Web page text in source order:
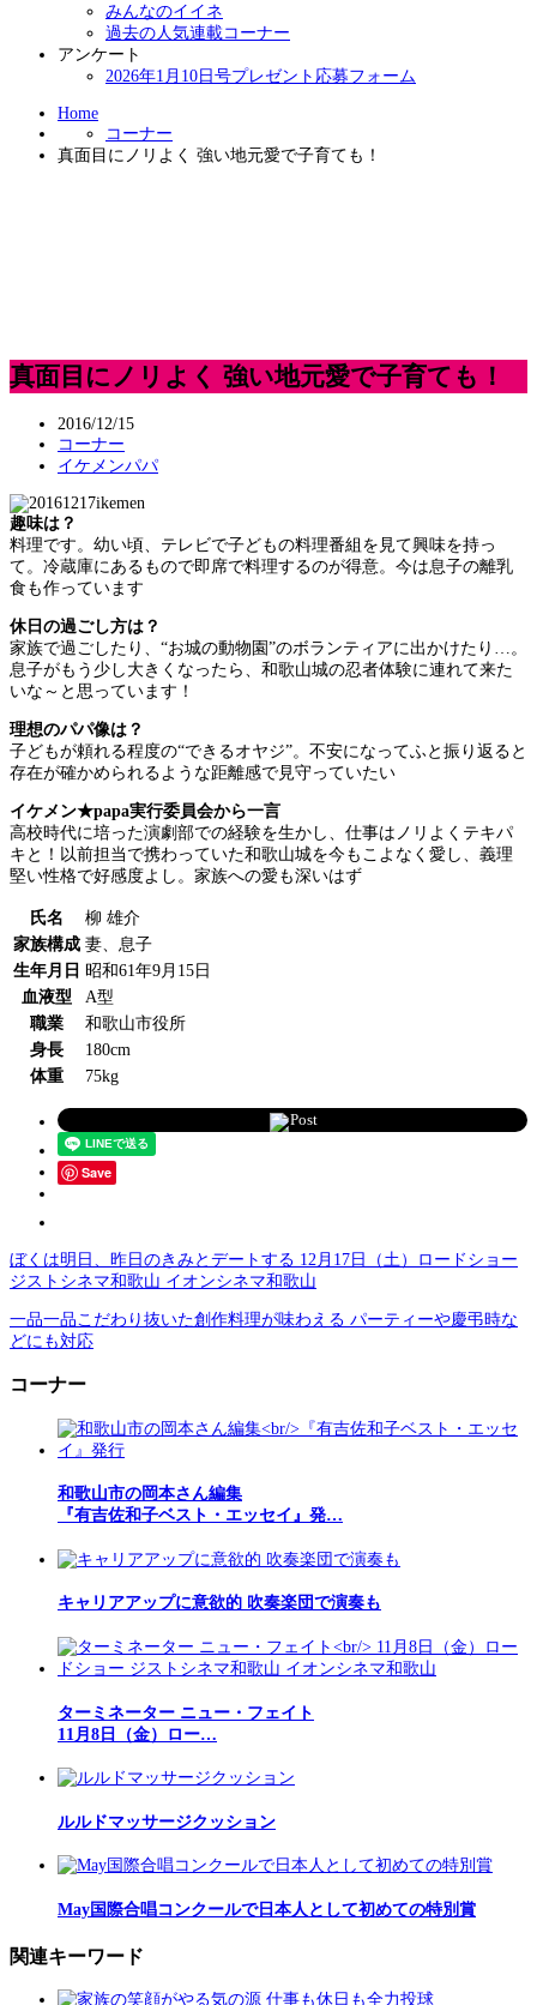
みんなのイイネ
過去の人気連載コーナー
アンケート
2026年1月10日号プレゼント応募フォーム
Home
コーナー
真面目にノリよく 強い地元愛で子育ても！
真面目にノリよく 強い地元愛で子育ても！
2016/12/15
コーナー
イケメンパパ
趣味は？
料理です。幼い頃、テレビで子どもの料理番組を見て興味を持っ
て。冷蔵庫にあるもので即席で料理するのが得意。今は息子の離乳
食も作っています
休日の過ごし方は？
家族で過ごしたり、“お城の動物園”のボランティアに出かけたり…。
息子がもう少し大きくなったら、和歌山城の忍者体験に連れて来た
いな～と思っています！
理想のパパ像は？
子どもが頼れる程度の“できるオヤジ”。不安になってふと振り返ると
存在が確かめられるような距離感で見守っていたい
イケメン★papa実行委員会から一言
高校時代に培った演劇部での経験を生かし、仕事はノリよくテキパ
キと！以前担当で携わっていた和歌山城を今もこよなく愛し、義理
堅い性格で好感度よし。家族への愛も深いはず
氏名
柳 雄介
家族構成 妻、息子
生年月日 昭和61年9月15日
血液型
A型
職業
和歌山市役所
身長
180cm
体重
75kg
Post
Save
ぼくは明日、昨日のきみとデートする 12月17日（土）ロードショー
ジストシネマ和歌山 イオンシネマ和歌山
一品一品こだわり抜いた創作料理が味わえる パーティーや慶弔時な
どにも対応
コーナー
和歌山市の岡本さん編集
『有吉佐和子ベスト・エッセイ』発…
キャリアアップに意欲的 吹奏楽団で演奏も
ターミネーター ニュー・フェイト
11月8日（金）ロー…
ルルドマッサージクッション
May国際合唱コンクールで日本人として初めての特別賞
関連キーワード